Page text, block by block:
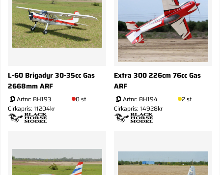
L-60 Brigadyr 30-35cc Gas
2668mm ARF
Artnr: BH193
0 st
Cirkapris: 11204kr
Extra 300 226cm 76cc Gas
ARF
Artnr: BH194
2 st
Cirkapris: 14928kr